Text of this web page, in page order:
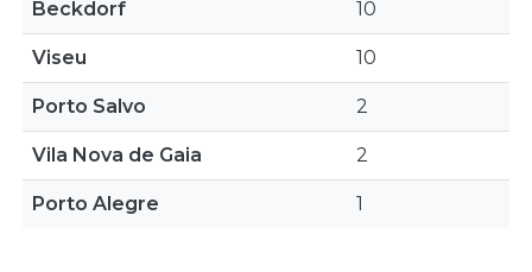
Beckdorf 10
Viseu 10
Porto Salvo 2
Vila Nova de Gaia 2
Porto Alegre 1